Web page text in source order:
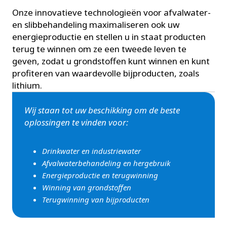
Onze innovatieve technologieën voor afvalwater-
en slibbehandeling maximaliseren ook uw
energieproductie en stellen u in staat producten
terug te winnen om ze een tweede leven te
geven, zodat u grondstoffen kunt winnen en kunt
profiteren van waardevolle bijproducten, zoals
lithium.
Wij staan tot uw beschikking om de beste
oplossingen te vinden voor:
Drinkwater en industriewater
Afvalwaterbehandeling en hergebruik
Energieproductie en terugwinning
Winning van grondstoffen
Terugwinning van bijproducten